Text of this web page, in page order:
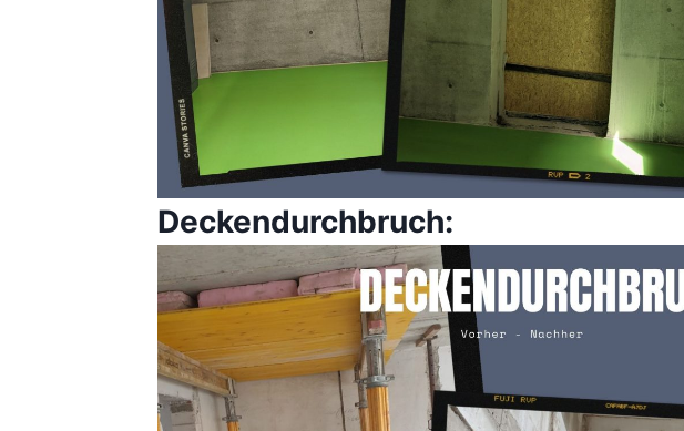
Deckendurchbruch: